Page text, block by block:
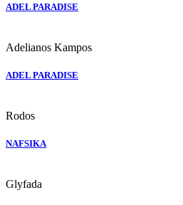
ADEL PARADISE
Adelianos Kampos
ADEL PARADISE
Rodos
NAFSIKA
Glyfada